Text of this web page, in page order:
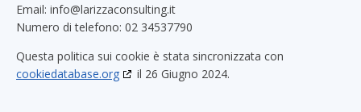
Email: info@larizzaconsulting.it
Numero di telefono: 02 34537790
Questa politica sui cookie è stata sincronizzata con
cookiedatabase.org
il 26 Giugno 2024.